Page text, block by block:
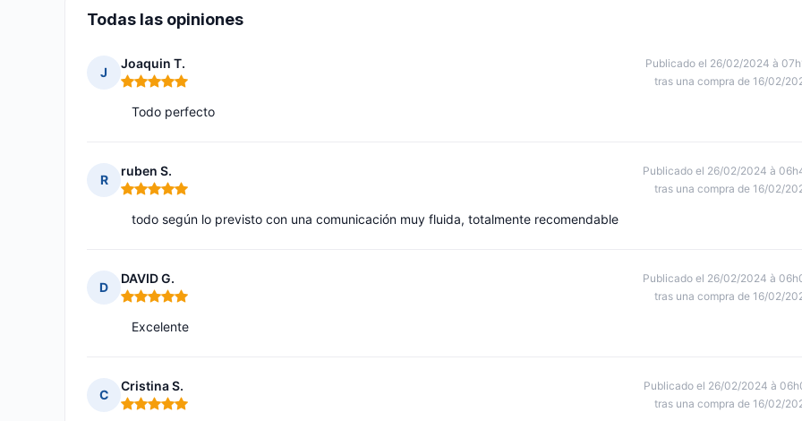
Todas las opiniones
J
Joaquin T.
Nota: 5 de 5
Publicado el 26/02/2024 à
tras una compra de 16/02/
Todo perfecto
R
ruben S.
Nota: 5 de 5
Publicado el 26/02/2024 à
tras una compra de 16/02/
todo según lo previsto con una comunicación muy fluida, totalmente recomendable
D
DAVID G.
Nota: 5 de 5
Publicado el 26/02/2024 à
tras una compra de 16/02/
Excelente
C
Cristina S.
Nota: 5 de 5
Publicado el 26/02/2024 à
tras una compra de 16/02/